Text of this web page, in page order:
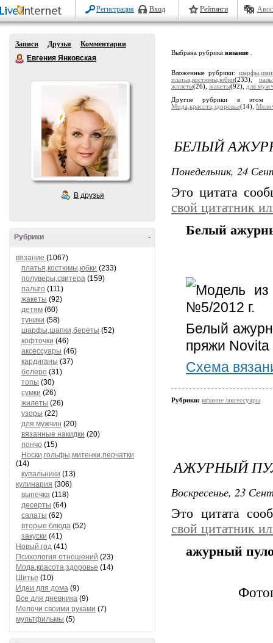
Регистрация Вход Рейтинги
Записи Друзья
Комментарии
Евгения Янковская
В друзья
-
Рубрики
вязание (1067)
платья,костюмы,юбки (233)
полуверы,свитера (159)
пальто (111)
жакеты (92)
детям (60)
туники (58)
шарфы,шапки,береты (52)
кофточки (46)
аксессуары (46)
кардиганы (37)
болеро (31)
топы (30)
сумки (26)
жилеты (26)
узоры (22)
для мужчин (20)
вязанные накидки (20)
пончо (15)
Носки,гольфы,митенки,перчатки
(14)
купальники (13)
кулинария (306)
выпечка (118)
десерты (64)
салаты (62)
вторые блюда (52)
закуски (41)
Новый год (41)
Психология отношений (23)
Мода,красота,здоровье (14)
Шитье (10)
Идеи для дома (9)
Все для дневника (9)
Мелочи своими руками (7)
мультфильмы (5)
Выбрана рубрика вязание
Вложенные рубрики:
платья,костюмы,юбки(233),
жилеты(26), жакеты(92), для
Другие рубрики в этом
Мода,красота,здоровье(14),
БЕЛЫЙ
Понедельник, 24
Это цитата
свой цитатник
Белый
Модель
№5/2012 г.
Белый
пряжи Novita
Схема
Рубрики: вязание /аксессуары
АЖУРНЫЙ
Воскресенье, 23
Это цитата
свой цитатник
ажурный